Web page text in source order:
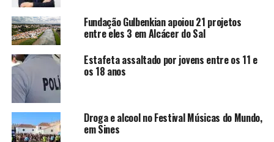
Fundação Gulbenkian apoiou 21 projetos
entre eles 3 em Alcácer do Sal
Estafeta assaltado por jovens entre os 11 e
os 18 anos
Droga e alcool no Festival Músicas do Mundo,
em Sines